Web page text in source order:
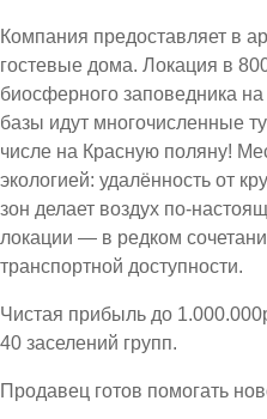
Компания предоставляет в
гостевые дома. Локация в
биосферного заповедника
базы идут многочисленные
числе на Красную поляну!
экологией: удалённость от
зон делает воздух по-
локации — в редком
транспортной доступности.
Чистая прибыль до
40 заселений групп.
Продавец готов помогать